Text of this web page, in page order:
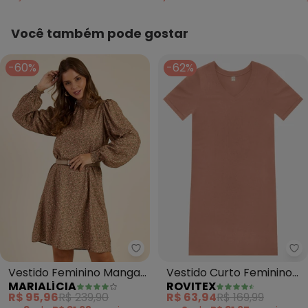
Você também pode gostar
-60%
Marialícia - Vestido Feminino
Vestido Feminino Manga
Longa Floral (Marrom)
MARIALÍCIA
R$ 95,96R$ 239,90
-62%
Vestido Curto Feminino
Ribana de Viscose
ROVITEX
R$ 63,94R$ 169,99